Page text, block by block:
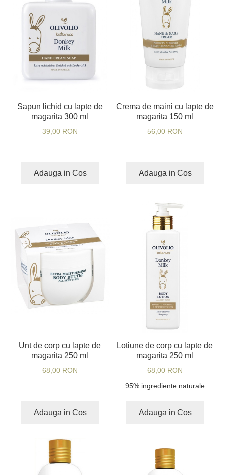
Sapun lichid cu lapte de
magarita 300 ml
39,00 RON
Adauga in Cos
Crema de maini cu lapte de
magarita 150 ml
56,00 RON
Adauga in Cos
Unt de corp cu lapte de
magarita 250 ml
68,00 RON
Adauga in Cos
Lotiune de corp cu lapte de
magarita 250 ml
68,00 RON
95% ingrediente naturale
Adauga in Cos